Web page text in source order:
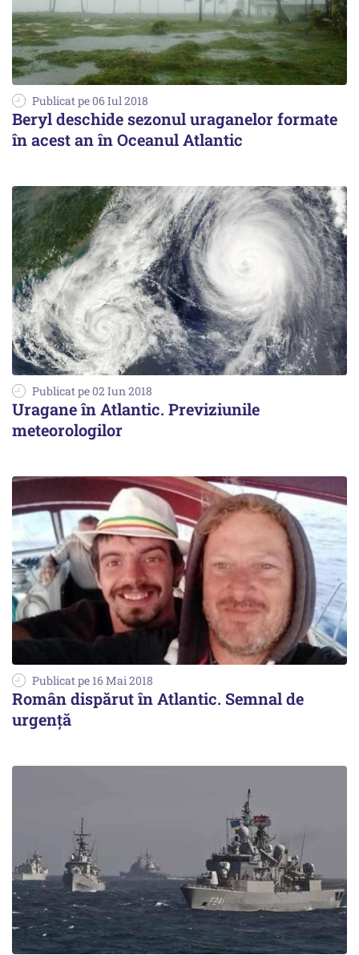
Publicat pe 06 Iul 2018
Beryl deschide sezonul uraganelor formate
în acest an în Oceanul Atlantic
Publicat pe 02 Iun 2018
Uragane în Atlantic. Previziunile
meteorologilor
Publicat pe 16 Mai 2018
Român dispărut în Atlantic. Semnal de
urgență